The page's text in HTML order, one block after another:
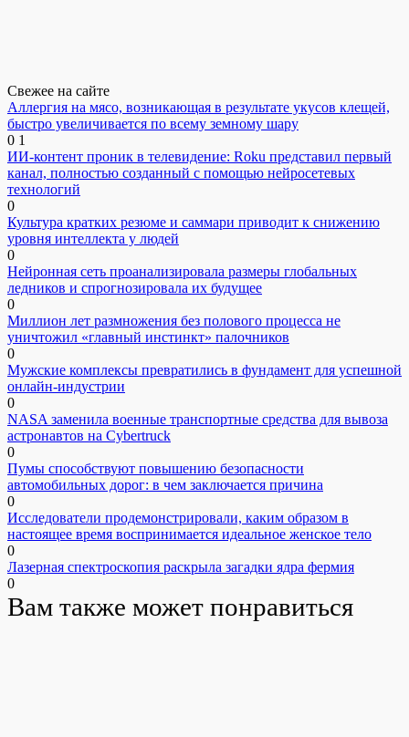
Свежее на сайте
Аллергия на мясо, возникающая в результате укусов клещей,
быстро увеличивается по всему земному шару
0 1
ИИ-контент проник в телевидение: Roku представил первый
канал, полностью созданный с помощью нейросетевых
технологий
0
Культура кратких резюме и саммари приводит к снижению
уровня интеллекта у людей
0
Нейронная сеть проанализировала размеры глобальных
ледников и спрогнозировала их будущее
0
Миллион лет размножения без полового процесса не
уничтожил «главный инстинкт» палочников
0
Мужские комплексы превратились в фундамент для успешной
онлайн-индустрии
0
NASA заменила военные транспортные средства для вывоза
астронавтов на Cybertruck
0
Пумы способствуют повышению безопасности
автомобильных дорог: в чем заключается причина
0
Исследователи продемонстрировали, каким образом в
настоящее время воспринимается идеальное женское тело
0
Лазерная спектроскопия раскрыла загадки ядра фермия
0
Вам также может понравиться